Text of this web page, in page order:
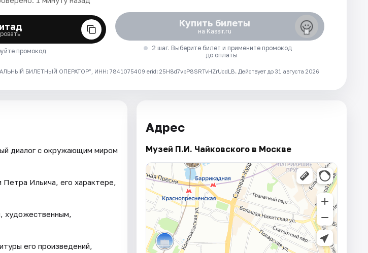
промокод
Купить билеты
на Kassir.ru
2 шаг. Выберите билет и примените промокод
до оплаты
БИЛЕТНЫЙ ОПЕРАТОР", ИНН: 7841075409 erid: 25H8d7vbP8SRTvHZrUcdLB. Действует до 31 августа 2026
диалог с окружающим миром
Ильича, его характере,
художественным,
его произведений,
Адрес
Музей П.И. Чайковского в Москве